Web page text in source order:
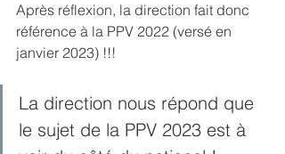
Après réflexion, la direction fait donc
référence à la PPV 2022 (versé en
janvier 2023) !!!
La direction nous répond que
le sujet de la PPV 2023 est à